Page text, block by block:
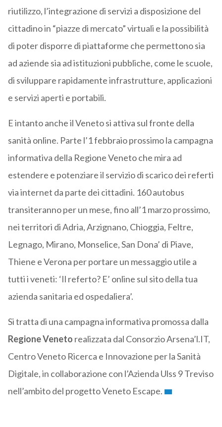
riutilizzo, l’integrazione di servizi a disposizione del
cittadino in “piazze di mercato” virtuali e la possibilità
di poter disporre di piattaforme che permettono sia
ad aziende sia ad istituzioni pubbliche, come le scuole,
di sviluppare rapidamente infrastrutture, applicazioni
e servizi aperti e portabili.
E intanto anche il Veneto si attiva sul fronte della
sanità online. Parte l’1 febbraio prossimo la campagna
informativa della Regione Veneto che mira ad
estendere e potenziare il servizio di scarico dei referti
via internet da parte dei cittadini. 160 autobus
transiteranno per un mese, fino all’1 marzo prossimo,
nei territori di Adria, Arzignano, Chioggia, Feltre,
Legnago, Mirano, Monselice, San Dona’ di Piave,
Thiene e Verona per portare un messaggio utile a
tutti i veneti: ‘Il referto? E’ online sul sito della tua
azienda sanitaria ed ospedaliera’.
Si tratta di una campagna informativa promossa dalla
Regione Veneto realizzata dal Consorzio Arsena’l.IT,
Centro Veneto Ricerca e Innovazione per la Sanità
Digitale, in collaborazione con l’Azienda Ulss 9 Treviso
nell’ambito del progetto Veneto Escape.